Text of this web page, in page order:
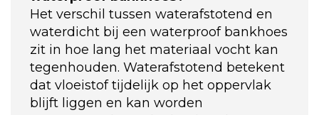
Het verschil tussen waterafstotend en
waterdicht bij een waterproof bankhoes
zit in hoe lang het materiaal vocht kan
tegenhouden. Waterafstotend betekent
dat vloeistof tijdelijk op het oppervlak
blijft liggen en kan worden